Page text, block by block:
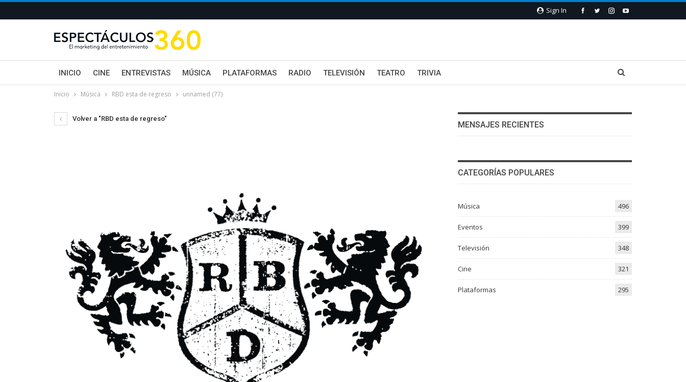
Sign In
INICIO CINE ENTREVISTAS MÚSICA PLATAFORMAS RADIO TELEVISIÓN TEATRO TRIVIA
Inicio Música RBD esta de regreso unnamed (77)
Volver a "RBD esta de regreso"
MENSAJES RECIENTES
CATEGORÍAS POPULARES
Música 496
Eventos 399
Televisión 348
Cine 321
Plataformas 295